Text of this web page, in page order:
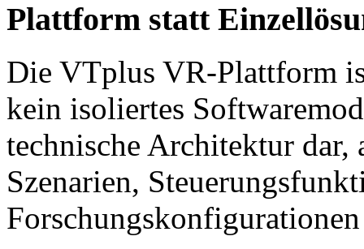
Plattform statt
Die VTplus VR-Plattform
kein isoliertes
technische Architektur dar,
Szenarien,